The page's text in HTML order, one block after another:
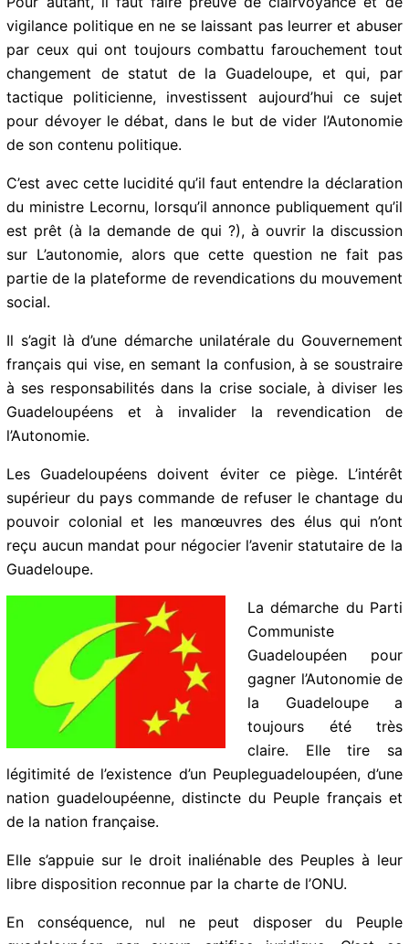
pour éviter le piège
Pour autant, il faut faire preuve de clairvoyance et de
vigilance politique en ne se laissant pas leurrer et
abuser par ceux qui ont toujours combattu
farouchement tout changement de statut de la
Guadeloupe, et qui, par tactique politicienne,
dans le but de vider l’Autonomie de son contenu
politique.
C’est avec cette lucidité qu’il faut entendre la
déclaration du ministre Lecornu, lorsqu’il annonce
publiquement qu’il est prêt (à la demande de qui ?), à
question ne fait pas partie de la plateforme de
revendications du mouvement social.
Il s’agit là d’une démarche unilatérale du Gouvernement
français qui vise, en semant la confusion, à se
diviser les Guadeloupéens et à invalider la
revendication de l’Autonomie.
Les Guadeloupéens doivent éviter ce piège. L’intérêt
supérieur du pays commande de refuser le chantage
du pouvoir colonial et les manœuvres des élus qui
n’ont reçu aucun mandat pour négocier l’avenir
statutaire de la Guadeloupe.
La démarche du
Parti Communiste
Guadeloupéen pour
gagner l’Autonomie
de la Guadeloupe a
toujours été très
d’une nation guadeloupéenne, distincte du Peuple
français et de la nation française.
Elle s’appuie sur le droit inaliénable des Peuples à leur